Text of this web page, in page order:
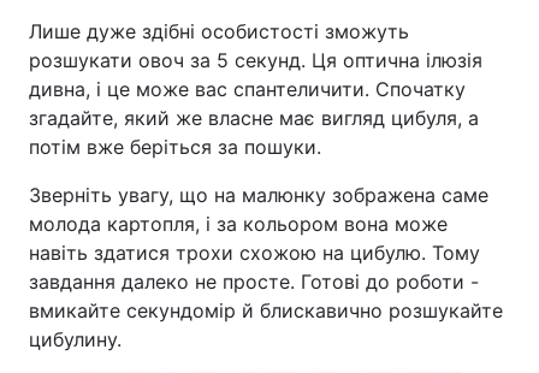
Лише дуже здібні особистості зможуть
розшукати овоч за 5 секунд. Ця оптична ілюзія
дивна, і це може вас спантеличити. Спочатку
згадайте, який же власне має вигляд цибуля, а
потім вже беріться за пошуки.
Зверніть увагу, що на малюнку зображена саме
молода картопля, і за кольором вона може
навіть здатися трохи схожою на цибулю. Тому
завдання далеко не просте. Готові до роботи -
вмикайте секундомір й блискавично розшукайте
цибулину.